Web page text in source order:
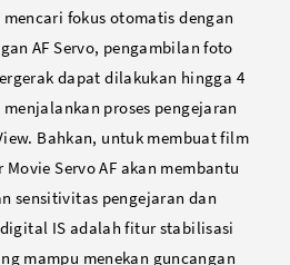
mencari fokus otomatis dengan
AF Servo, pengambilan foto
dapat dilakukan hingga 4
proses pengejaran
Bahkan, untuk membuat film
Movie Servo AF akan membantu
sensitivitas pengejaran dan
digital IS adalah fitur stabilisasi
mampu menekan guncangan